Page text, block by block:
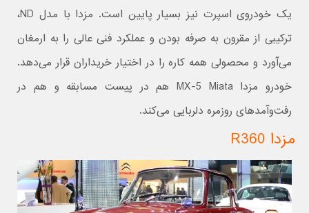
یک خودروی اسپرت نیز بسیار پایین است. مزدا با مدل ND،
ترکیبی از مقرون به صرفه بودن و عملکرد فنی عالی را به ارمغان
می‌آورد و محصولی همه کاره را در اختیار خریداران قرار می‌دهد.
خودرو مزدا MX-5 Miata هم در پیست مسابقه و هم در
رفت‌وآمدهای روزمره دلربایی می‌کند.
مزدا R360